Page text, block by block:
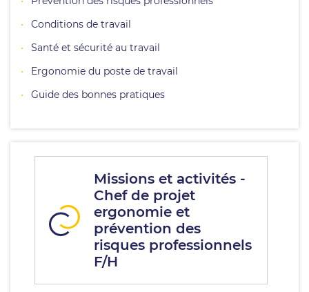
Conditions de travail
Santé et sécurité au travail
Ergonomie du poste de travail
Guide des bonnes pratiques
Missions et activités -
Chef de projet
ergonomie et
prévention des
risques professionnels
F/H